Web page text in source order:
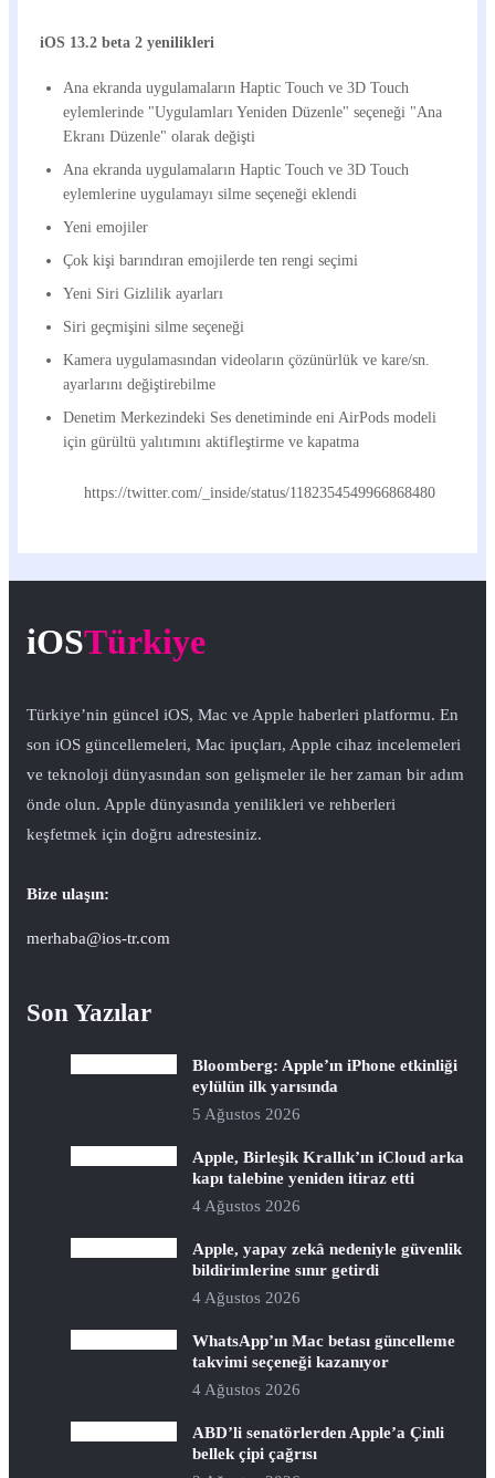
iOS 13.2 beta 2 yenilikleri
Ana ekranda uygulamaların Haptic Touch ve 3D Touch
eylemlerinde "Uygulamları Yeniden Düzenle" seçeneği "Ana
Ekranı Düzenle" olarak değişti
Ana ekranda uygulamaların Haptic Touch ve 3D Touch
eylemlerine uygulamayı silme seçeneği eklendi
Yeni emojiler
Çok kişi barındıran emojilerde ten rengi seçimi
Yeni Siri Gizlilik ayarları
Siri geçmişini silme seçeneği
Kamera uygulamasından videoların çözünürlük ve kare/sn.
ayarlarını değiştirebilme
Denetim Merkezindeki Ses denetiminde eni AirPods modeli
için gürültü yalıtımını aktifleştirme ve kapatma
https://twitter.com/_inside/status/1182354549966868480
iOSTürkiye
Türkiye’nin güncel iOS, Mac ve Apple haberleri platformu. En
son iOS güncellemeleri, Mac ipuçları, Apple cihaz incelemeleri
ve teknoloji dünyasından son gelişmeler ile her zaman bir adım
önde olun. Apple dünyasında yenilikleri ve rehberleri
keşfetmek için doğru adrestesiniz.
Bize ulaşın:
merhaba@ios-tr.com
Son Yazılar
Bloomberg: Apple’ın iPhone etkinliği
eylülün ilk yarısında
5 Ağustos 2026
Apple, Birleşik Krallık’ın iCloud arka
kapı talebine yeniden itiraz etti
4 Ağustos 2026
Apple, yapay zekâ nedeniyle güvenlik
bildirimlerine sınır getirdi
4 Ağustos 2026
WhatsApp’ın Mac betası güncelleme
takvimi seçeneği kazanıyor
4 Ağustos 2026
ABD’li senatörlerden Apple’a Çinli
bellek çipi çağrısı